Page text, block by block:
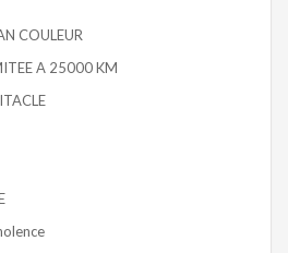
COULEUR
A 25000 KM